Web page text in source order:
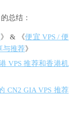
总结：
》 & 《便宜 VPS / 便
与推荐》
VPS 推荐和香港机
CN2 GIA VPS 推荐